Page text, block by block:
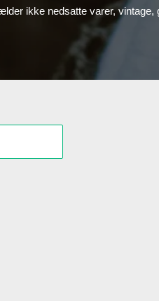
ikke nedsatte varer, vintage,